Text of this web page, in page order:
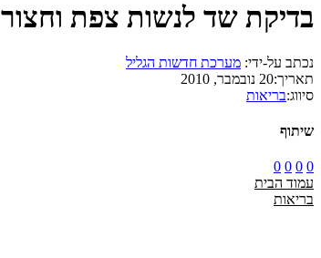
בדיקת שד לנשות צפת וחצור
נכתב על-ידי: מערכת חדשות הגליל
תאריך:20 נובמבר, 2010
סיווג:בריאות
שיתוף
0
0
0
0
עמוד הבית
בריאות